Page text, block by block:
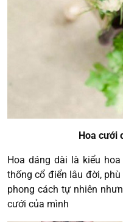
Hoa cưới
Hoa dáng dài là kiểu
thống cổ điển lâu đời,
phong cách tự nhiên
cưới của mình